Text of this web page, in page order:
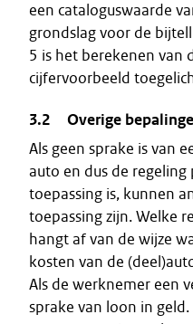
een cataloguswaarde
grondslag voor de
5 is het berekenen van
cijfervoorbeeld
3.2 Overige
Als geen sprake is van
auto en dus de
toepassing is, kunnen
toepassing zijn. Welke
hangt af van de wijze
kosten van de
Als de werknemer een
sprake van loon in